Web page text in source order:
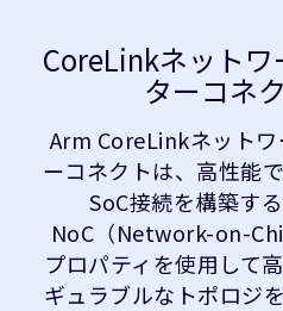
CoreLinkネットワ
ターコネ
Arm CoreLinkネットワ
ーコネクトは、高性能
SoC接続を構築する
NoC（Network-on-
プロパティを使用して
ギュラブルなトポロジ